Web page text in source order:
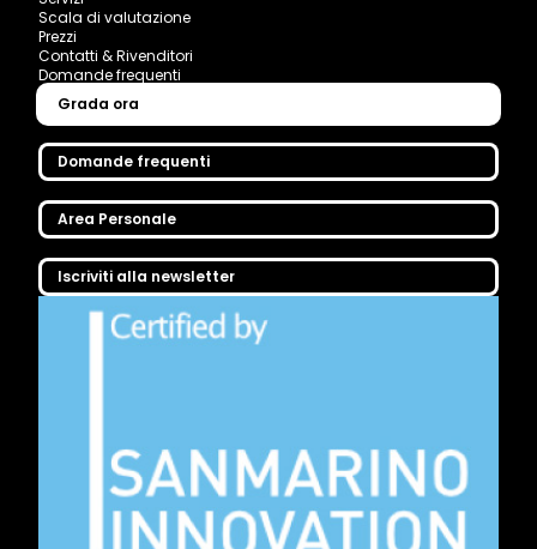
Scala di valutazione
Prezzi
Contatti & Rivenditori
Domande frequenti
Grada ora
Domande frequenti
Area Personale
Iscriviti alla newsletter